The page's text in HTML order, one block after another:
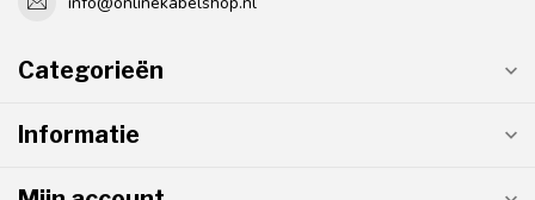
Categorieën
Informatie